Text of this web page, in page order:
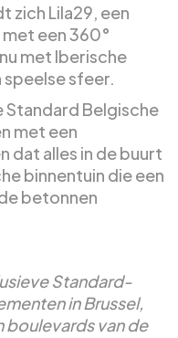
zich Lila29, een
een 360°
met Iberische
speelse sfeer.
Belgische
met een
dat alles in de buurt
binnentuin die een
betonnen
Standard-
in Brussel,
boulevards van de